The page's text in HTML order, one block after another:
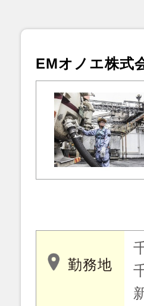
EMオノエ株式
勤務地